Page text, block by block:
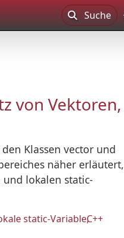
Suche
von Vektoren,
Klassen vector und
näher erläutert,
lokalen static-
static-VariableC++